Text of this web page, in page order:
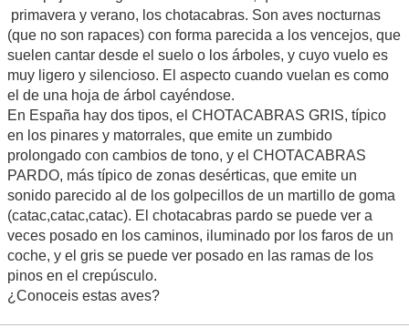
primavera y verano, los chotacabras. Son aves nocturnas
(que no son rapaces) con forma parecida a los vencejos, que
suelen cantar desde el suelo o los árboles, y cuyo vuelo es
muy ligero y silencioso. El aspecto cuando vuelan es como
el de una hoja de árbol cayéndose.
En España hay dos tipos, el CHOTACABRAS GRIS, típico
en los pinares y matorrales, que emite un zumbido
prolongado con cambios de tono, y el CHOTACABRAS
PARDO, más típico de zonas desérticas, que emite un
sonido parecido al de los golpecillos de un martillo de goma
(catac,catac,catac). El chotacabras pardo se puede ver a
veces posado en los caminos, iluminado por los faros de un
coche, y el gris se puede ver posado en las ramas de los
pinos en el crepúsculo.
¿Conoceis estas aves?